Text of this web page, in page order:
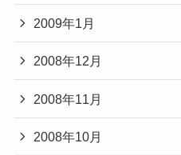
2009年1月
2008年12月
2008年11月
2008年10月